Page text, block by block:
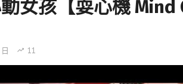
動女孩【耍心機
11